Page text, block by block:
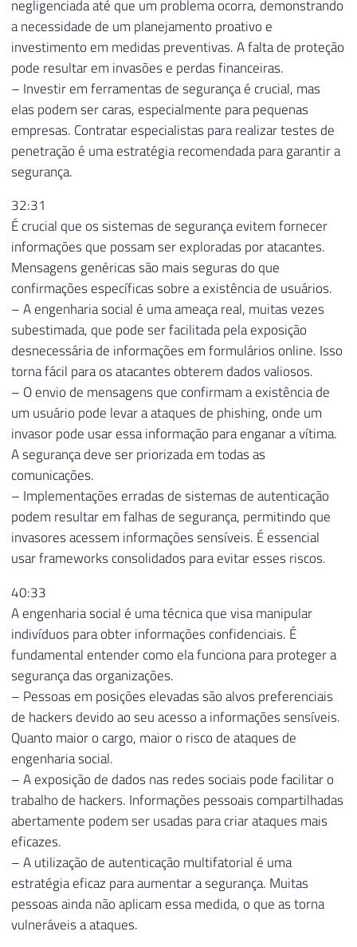
negligenciada até que um problema ocorra, demonstrando
a necessidade de um planejamento proativo e
investimento em medidas preventivas. A falta de proteção
pode resultar em invasões e perdas financeiras.
– Investir em ferramentas de segurança é crucial, mas
elas podem ser caras, especialmente para pequenas
empresas. Contratar especialistas para realizar testes de
penetração é uma estratégia recomendada para garantir a
segurança.
32:31
É crucial que os sistemas de segurança evitem fornecer
informações que possam ser exploradas por atacantes.
Mensagens genéricas são mais seguras do que
confirmações específicas sobre a existência de usuários.
– A engenharia social é uma ameaça real, muitas vezes
subestimada, que pode ser facilitada pela exposição
desnecessária de informações em formulários online. Isso
torna fácil para os atacantes obterem dados valiosos.
– O envio de mensagens que confirmam a existência de
um usuário pode levar a ataques de phishing, onde um
invasor pode usar essa informação para enganar a vítima.
A segurança deve ser priorizada em todas as
comunicações.
– Implementações erradas de sistemas de autenticação
podem resultar em falhas de segurança, permitindo que
invasores acessem informações sensíveis. É essencial
usar frameworks consolidados para evitar esses riscos.
40:33
A engenharia social é uma técnica que visa manipular
indivíduos para obter informações confidenciais. É
fundamental entender como ela funciona para proteger a
segurança das organizações.
– Pessoas em posições elevadas são alvos preferenciais
de hackers devido ao seu acesso a informações sensíveis.
Quanto maior o cargo, maior o risco de ataques de
engenharia social.
– A exposição de dados nas redes sociais pode facilitar o
trabalho de hackers. Informações pessoais compartilhadas
abertamente podem ser usadas para criar ataques mais
eficazes.
– A utilização de autenticação multifatorial é uma
estratégia eficaz para aumentar a segurança. Muitas
pessoas ainda não aplicam essa medida, o que as torna
vulneráveis a ataques.